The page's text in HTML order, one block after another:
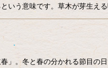
いう意味です。草木が芽生え
」。冬と春の分かれる節目の